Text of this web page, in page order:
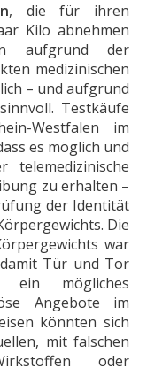
, die für ihren
Kilo abnehmen
aufgrund der
medizinischen
– und aufgrund
Testkäufe
Westfalen im
es möglich und
zu erhalten –
der Identität
Die
war
Tür und Tor
ein mögliches
Angebote im
könnten sich
mit falschen
oder